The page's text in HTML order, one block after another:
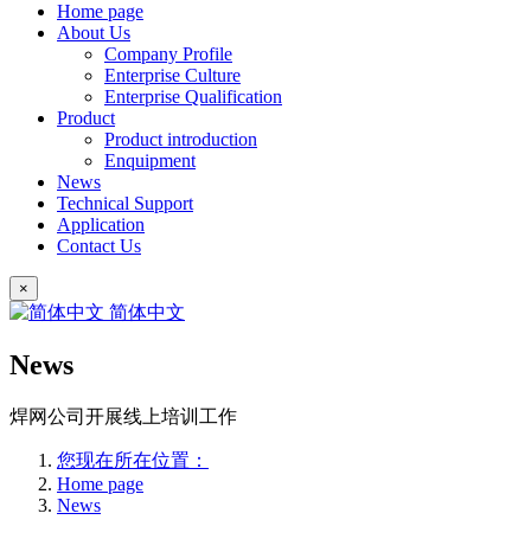
Home page
About Us
Company Profile
Enterprise Culture
Enterprise Qualification
Product
Product introduction
Enquipment
News
Technical Support
Application
Contact Us
×
简体中文
News
焊网公司开展线上培训工作
您现在所在位置：
Home page
News